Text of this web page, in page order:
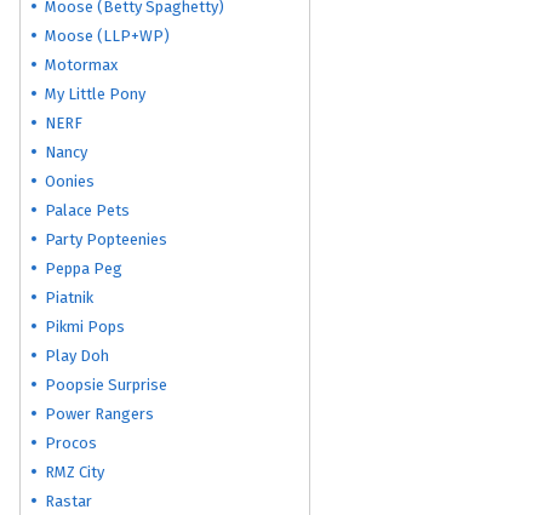
Moose (Betty Spaghetty)
Moose (LLP+WP)
Motormax
My Little Pony
NERF
Nancy
Oonies
Palace Pets
Party Popteenies
Peppa Peg
Piatnik
Pikmi Pops
Play Doh
Poopsie Surprise
Power Rangers
Procos
RMZ City
Rastar